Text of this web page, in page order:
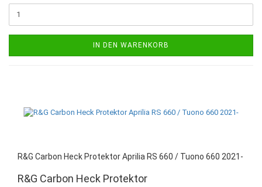
IN DEN WARENKORB
R&G Carbon Heck Protektor Aprilia RS 660 / Tuono 660 2021-
R&G Carbon Heck Protektor